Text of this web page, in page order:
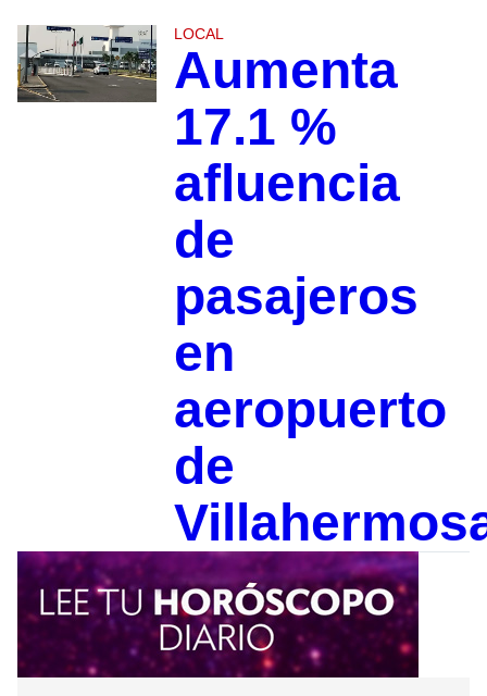
LOCAL
Aumenta
17.1 %
afluencia
de
pasajeros
en
aeropuerto
de